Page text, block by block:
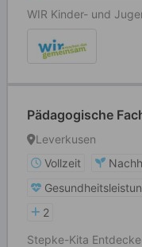
WIR Kinder- und
Pädagogische
Leverkusen
Vollzeit
2
Stepke-Kita